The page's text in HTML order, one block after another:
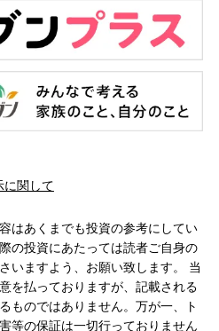
に関して
はあくまでも投資の参考にしてい
の投資にあたっては読者ご自身の
いますよう、お願い致します。 当
を払っておりますが、記載される
ものではありません。万が一、ト
等の保証は一切行っておりません